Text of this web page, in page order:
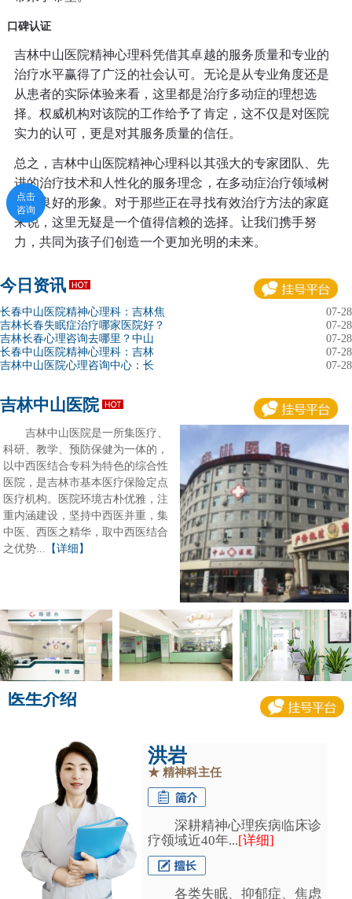
口碑认证
吉林中山医院精神心理科凭借其卓越的服务质量和专业的
治疗水平赢得了广泛的社会认可。无论是从专业角度还是
从患者的实际体验来看，这里都是治疗多动症的理想选
择。权威机构对该院的工作给予了肯定，这不仅是对医院
实力的认可，更是对其服务质量的信任。
总之，吉林中山医院精神心理科以其强大的专家团队、先
进的治疗技术和人性化的服务理念，在多动症治疗领域树
立了良好的形象。对于那些正在寻找有效治疗方法的家庭
来说，这里无疑是一个值得信赖的选择。让我们携手努
力，共同为孩子们创造一个更加光明的未来。
今日资讯
长春中山医院精神心理科：吉林焦
07-28
吉林长春失眠症治疗哪家医院好？
07-28
吉林长春心理咨询去哪里？中山
07-28
长春中山医院精神心理科：吉林
07-28
吉林中山医院心理咨询中心：长
07-28
吉林中山医院
吉林中山医院是一所集医疗、
科研、教学、预防保健为一体的，
以中西医结合专科为特色的综合性
医院，是吉林市基本医疗保险定点
医疗机构。医院环境古朴优雅，注
重内涵建设，坚持中西医并重，集
中医、西医之精华，取中西医结合
之优势...
【详细】
医生介绍
洪岩
★ 精神科主任
深耕精神心理疾病临床诊
疗领域近40年...[详细]
各类失眠、抑郁症、焦虑
点击
咨询
点击
咨询